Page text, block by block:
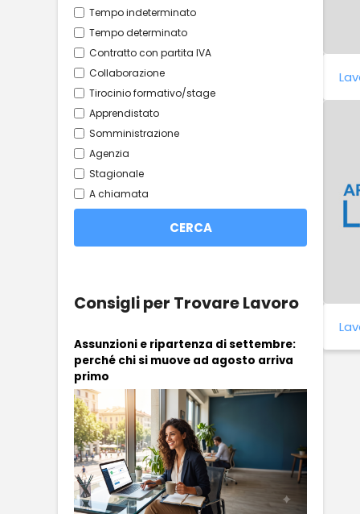
Tempo indeterminato
Tempo determinato
Contratto con partita IVA
Collaborazione
Tirocinio formativo/stage
Apprendistato
Somministrazione
Agenzia
Stagionale
A chiamata
Consigli per Trovare Lavoro
Assunzioni e ripartenza di settembre:
perché chi si muove ad agosto arriva
primo